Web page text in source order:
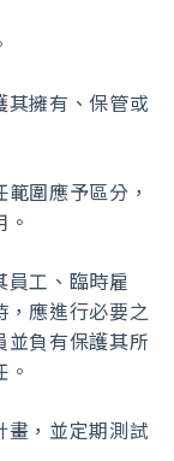
其擁有、保管或
圍應予區分，
工、臨時雇
，應進行必要之
負有保護其所
畫，並定期測試